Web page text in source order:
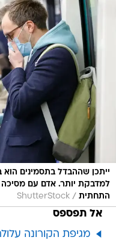
ייתכן שההבדל בתסמינים
למדבקת יותר. אדם עם
התחתית /
ShutterStock
אל תפספס
מגיפת הקורונה